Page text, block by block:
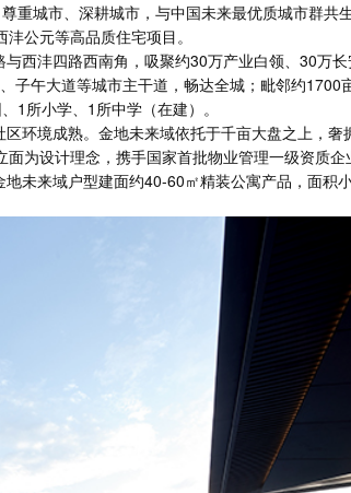
重城市、深耕城市，与中国未来最优质城市群共
公元等高品质住宅项目。
西沣四路西南角，吸聚约30万产业白领、30万
子午大道等城市主干道，畅达全城；毗邻约1700
1所小学、1所中学（在建）。
环境成熟。金地未来域依托于千亩大盘之上，奢
为设计理念， 携手国家首批物业管理一级资质
未来域户型建面约40-60㎡精装公寓产品，面积